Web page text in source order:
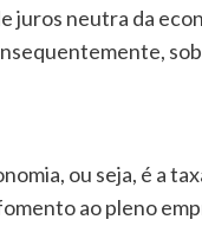
juros neutra da
ou seja, é a
ao pleno